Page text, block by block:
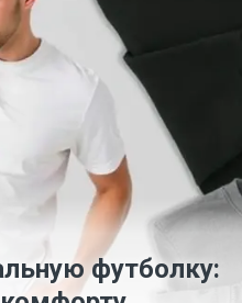
футболку: